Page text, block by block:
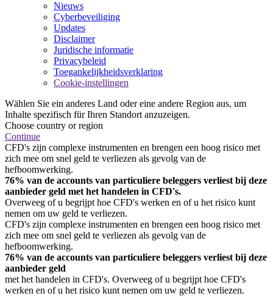
Nieuws
Cyberbeveiliging
Updates
Disclaimer
Juridische informatie
Privacybeleid
Toegankelijkheidsverklaring
Cookie-instellingen
Wählen Sie ein anderes Land oder eine andere Region aus, um
Inhalte spezifisch für Ihren Standort anzuzeigen.
Choose country or region
Continue
CFD's zijn complexe instrumenten en brengen een hoog risico met
zich mee om snel geld te verliezen als gevolg van de
hefboomwerking.
76% van de accounts van particuliere beleggers verliest bij deze
aanbieder geld met het handelen in CFD's.
Overweeg of u begrijpt hoe CFD's werken en of u het risico kunt
nemen om uw geld te verliezen.
CFD's zijn complexe instrumenten en brengen een hoog risico met
zich mee om snel geld te verliezen als gevolg van de
hefboomwerking.
76% van de accounts van particuliere beleggers verliest bij deze
aanbieder geld
met het handelen in CFD's. Overweeg of u begrijpt hoe CFD's
werken en of u het risico kunt nemen om uw geld te verliezen.